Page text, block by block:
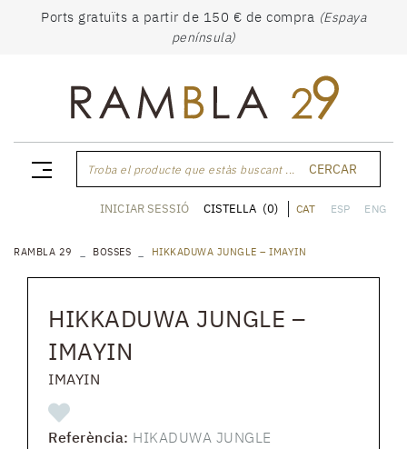
Ports gratuïts a partir de 150 € de compra (Espaya
península)
Troba el producte que estàs buscant ... CERCAR
CAT ESP ENG
INICIAR SESSIÓ CISTELLA (0)
RAMBLA 29 BOSSES HIKKADUWA JUNGLE – IMAYIN
HIKKADUWA JUNGLE –
IMAYIN
IMAYIN
Referència: HIKADUWA JUNGLE